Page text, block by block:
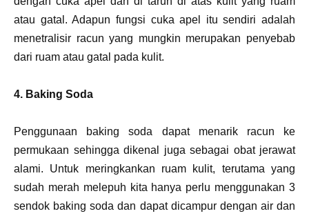
atau gatal. Adapun fungsi cuka apel itu sendiri adalah
menetralisir racun yang mungkin merupakan penyebab
dari ruam atau gatal pada kulit.
4. Baking Soda
Penggunaan baking soda dapat menarik racun ke
permukaan sehingga dikenal juga sebagai obat jerawat
alami. Untuk meringkankan ruam kulit, terutama yang
sudah merah melepuh kita hanya perlu menggunakan 3
sendok baking soda dan dapat dicampur dengan air dan